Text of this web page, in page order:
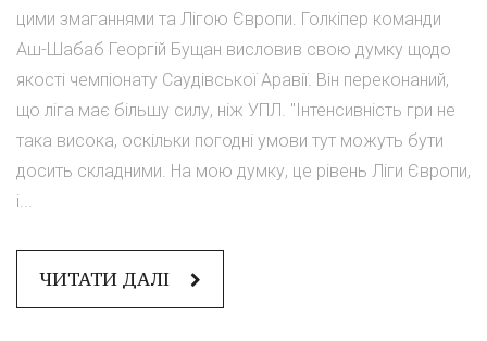
цими змаганнями та Лігою Європи. Голкіпер команди
Аш-Шабаб Георгій Бущан висловив свою думку щодо
якості чемпіонату Саудівської Аравії. Він переконаний,
що ліга має більшу силу, ніж УПЛ. "Інтенсивність гри не
така висока, оскільки погодні умови тут можуть бути
досить складними. На мою думку, це рівень Ліги Європи,
і...
ЧИТАТИ ДАЛІ